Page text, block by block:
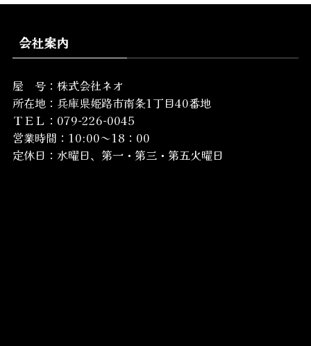
会社案内
屋 号：株式会社ネオ
所在地： 兵庫県姫路市南条1丁目40番地
ＴＥＬ：079-226-0045
営業時間：10:00～18：00
定休日：水曜日、第一・第三・第五火曜日